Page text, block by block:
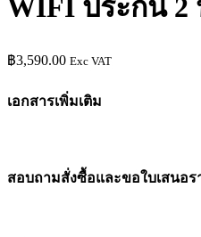
WIFI ประกัน 2
฿3,590.00 Exc VAT
เอกสารเพิ่มเติม
สอบถามสั่งซื้อและขอใบเสนอ